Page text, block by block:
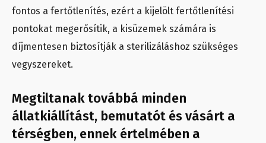
fontos a fertőtlenítés, ezért a kijelölt fertőtlenítési
pontokat megerősítik, a kisüzemek számára is
díjmentesen biztosítják a sterilizáláshoz szükséges
vegyszereket.
Megtiltanak továbbá minden
állatkiállítást, bemutatót és vásárt a
térségben, ennek értelmében a